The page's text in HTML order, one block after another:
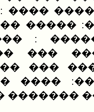
�����
:
���
��� ���
����